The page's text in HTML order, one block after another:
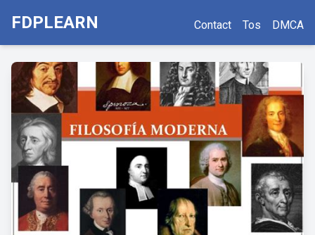
FDPLEARN Contact Tos DMCA